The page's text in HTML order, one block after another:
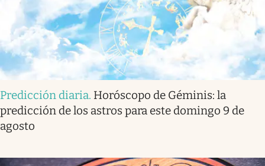
Predicción diaria. Horóscopo de Géminis: la
predicción de los astros para este domingo 9 de
agosto